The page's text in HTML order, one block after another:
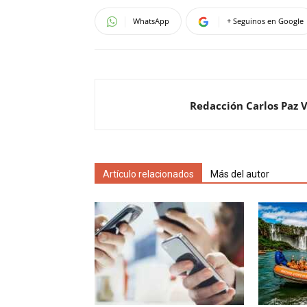
WhatsApp + Seguinos en Google
Redacción Carlos Paz
Artículo relacionados Más del autor